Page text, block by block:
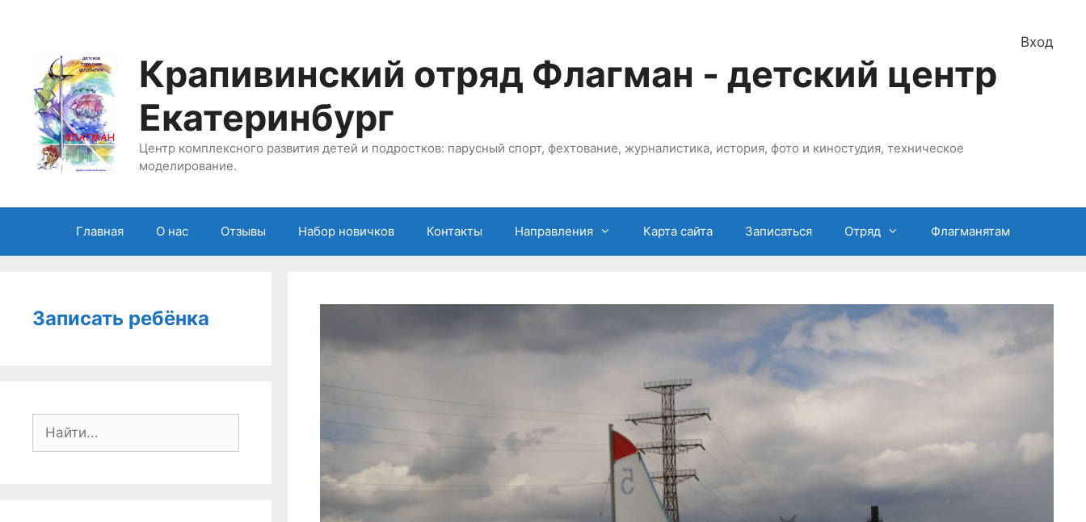
Вход
Крапивинский отряд Флагман - детский центр
Екатеринбург
Центр комплексного развития детей и подростков: парусный спорт, фехтование, журналистика, история, фото и киностудия, техническое
моделирование.
Главная О нас Отзывы Набор новичков Контакты Направления Карта сайта Записаться Отряд Флагманятам
Записать ребёнка
Поиск: